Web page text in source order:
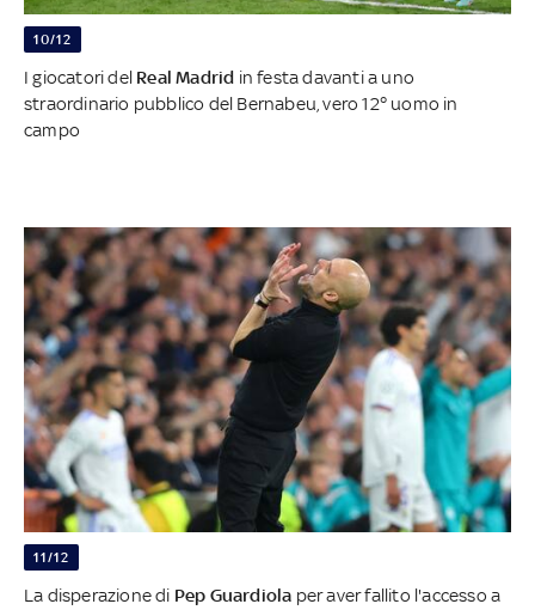
10/12
I giocatori del Real Madrid in festa davanti a uno
straordinario pubblico del Bernabeu, vero 12° uomo in
campo
11/12
La disperazione di Pep Guardiola per aver fallito l'accesso a